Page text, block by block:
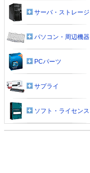
サーバ・ストレージ
パソコン・周辺機器
PCパーツ
サプライ
ソフト・ライセンス